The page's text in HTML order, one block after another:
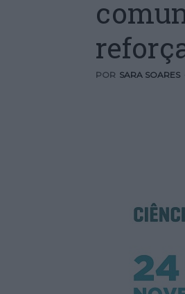
POR SARA SOARES